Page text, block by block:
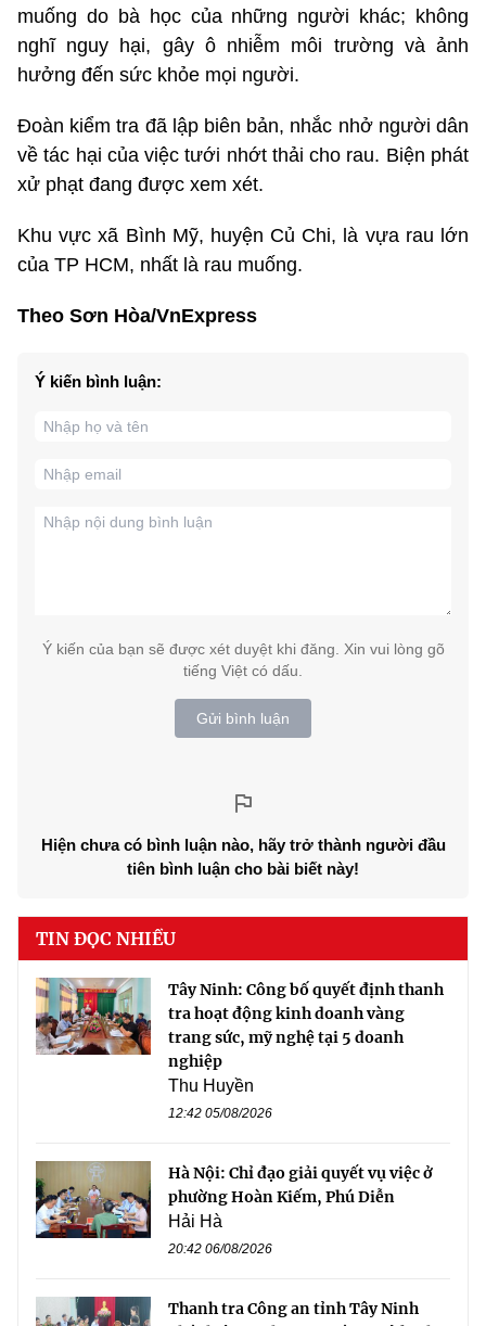
muống do bà học của những người khác; không
nghĩ nguy hại, gây ô nhiễm môi trường và ảnh
hưởng đến sức khỏe mọi người.
Đoàn kiểm tra đã lập biên bản, nhắc nhở người dân
về tác hại của việc tưới nhớt thải cho rau. Biện phát
xử phạt đang được xem xét.
Khu vực xã Bình Mỹ, huyện Củ Chi, là vựa rau lớn
của TP HCM, nhất là rau muống.
Theo Sơn Hòa/VnExpress
Ý kiến bình luận:
Ý kiến của bạn sẽ được xét duyệt khi đăng. Xin vui lòng gõ
tiếng Việt có dấu.
Gửi bình luận
Hiện chưa có bình luận nào, hãy trở thành người đầu
tiên bình luận cho bài biết này!
TIN ĐỌC NHIỀU
Tây Ninh: Công bố quyết định thanh
tra hoạt động kinh doanh vàng
trang sức, mỹ nghệ tại 5 doanh
nghiệp
Thu Huyền
12:42 05/08/2026
Hà Nội: Chỉ đạo giải quyết vụ việc ở
phường Hoàn Kiếm, Phú Diễn
Hải Hà
20:42 06/08/2026
Thanh tra Công an tỉnh Tây Ninh